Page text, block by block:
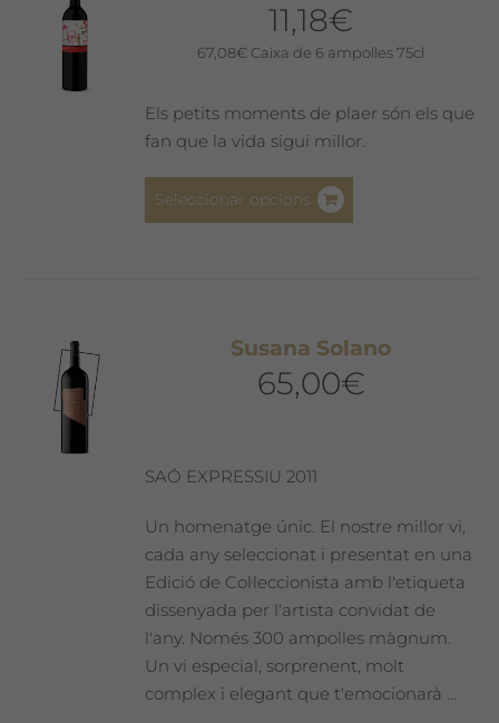
poden
a
11,18€
67,08€ Caixa de 6 ampolles 75cl
Els petits moments de plaer són els que
fan que la vida sigui millor.
Seleccionar opcions
opcions
pàgina
del
producte
Susana Solano
65,00€
SAÓ EXPRESSIU 2011
Un homenatge únic. El nostre millor vi,
cada any seleccionat i presentat en una
Edició de Col·leccionista amb l'etiqueta
dissenyada per l'artista convidat de
l'any. Només 300 ampolles màgnum.
Un vi especial, sorprenent, molt
complex i elegant que t'emocionarà ...